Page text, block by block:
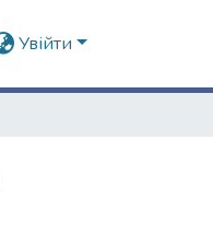
Увійти